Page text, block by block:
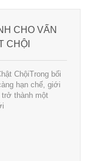
CHO VẤN
CHỘI
ChộiTrong bối
hạn chế, giới
trở thành một